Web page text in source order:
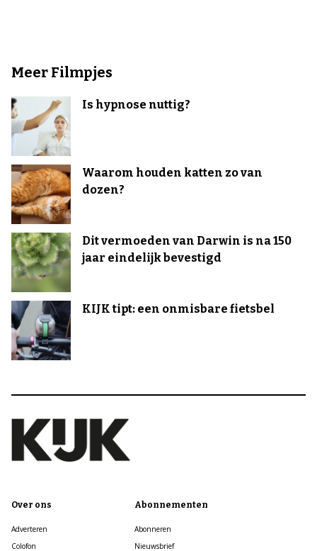
Meer Filmpjes
Is hypnose nuttig?
Waarom houden katten zo van
dozen?
Dit vermoeden van Darwin is na 150
jaar eindelijk bevestigd
KIJK tipt: een onmisbare fietsbel
Over ons
Adverteren
Colofon
Abonnementen
Abonneren
Nieuwsbrief